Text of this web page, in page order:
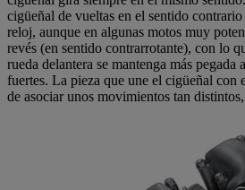
cigüeñal de vueltas en el sentido
reloj, aunque en algunas motos muy
revés (en sentido contrarrotante), con lo
rueda delantera se mantenga más pegada
fuertes. La pieza que une el cigüeñal con
de asociar unos movimientos tan